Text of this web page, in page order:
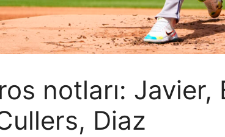
notları: Javier,
Diaz